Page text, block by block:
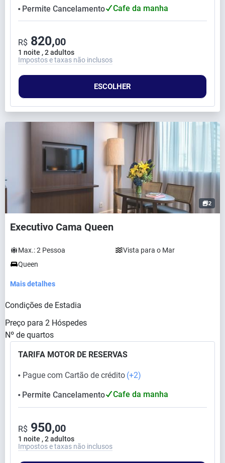
⬤ Permite Cancelamento Cafe da manha
1 noite , 2 adultos
R$ 820,00
Impostos e taxas não inclusos
ESCOLHER
2
Executivo Cama Queen
Max.:2 Pessoa
Vista para o Mar
Queen
Mais detalhes
Condições de Estadia
Preço para 2 Hóspedes
Nº de quartos
TARIFA MOTOR DE RESERVAS
⬤ Pague com Cartão de crédito (+2)
⬤ Permite Cancelamento Cafe da manha
1 noite , 2 adultos
R$ 950,00
Impostos e taxas não inclusos